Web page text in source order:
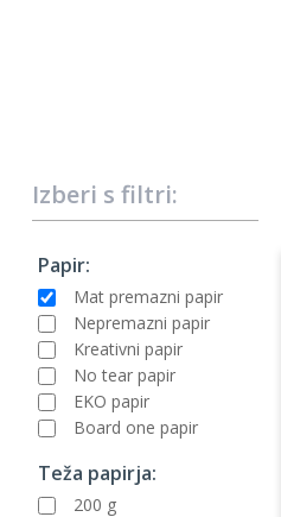
Izberi s filtri:
Papir:
Mat premazni papir
Nepremazni papir
Kreativni papir
No tear papir
EKO papir
Board one papir
Teža papirja:
200 g